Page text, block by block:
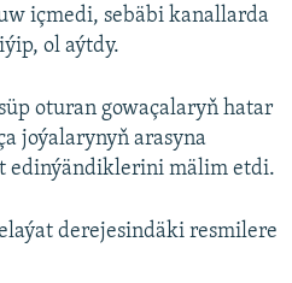
içmedi, sebäbi kanallarda
ol aýtdy.
oturan gowaçalaryň hatar
joýalarynyň arasyna
edinýändiklerini mälim etdi.
derejesindäki resmilere